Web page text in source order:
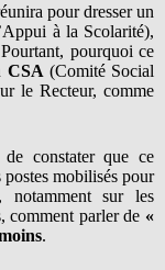
pour dresser un
à la Scolarité),
pourquoi ce
CSA (Comité Social
le Recteur, comme
constater que ce
postes mobilisés pour
notamment sur les
comment parler de «
.